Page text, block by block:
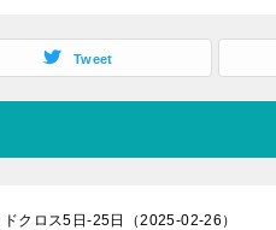
Tweet
ドクロス5日-25日（2025-02-26）